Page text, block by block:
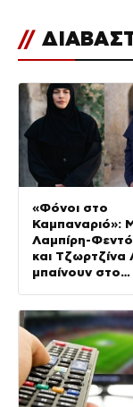
//
«Φόνοι στο
Καμπαναριό»:
Λαμπίρη-
και Τζωρτζίνα
μπαίνουν στο